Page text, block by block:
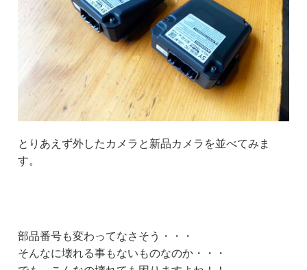
とりあえず外したカメラと新品カメラを並べてみま
す。
部品番号も変わってなさそう・・・
そんなに壊れる事もないものなのか・・・